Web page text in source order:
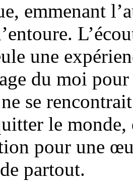
emmenant
une
du moi
se
le
pour une
partout.